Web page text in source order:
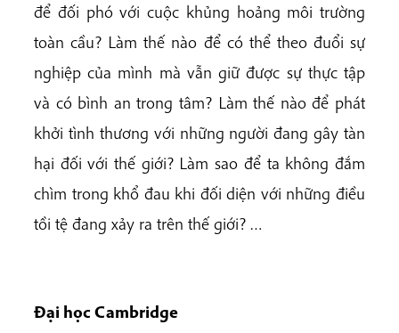
để đối phó với cuộc khủng hoảng môi trường
toàn cầu? Làm thế nào để có thể theo đuổi sự
nghiệp của mình mà vẫn giữ được sự thực tập
và có bình an trong tâm? Làm thế nào để phát
khởi tình thương với những người đang gây tàn
hại đối với thế giới? Làm sao để ta không đắm
chìm trong khổ đau khi đối diện với những điều
tồi tệ đang xảy ra trên thế giới? …
Đại học Cambridge